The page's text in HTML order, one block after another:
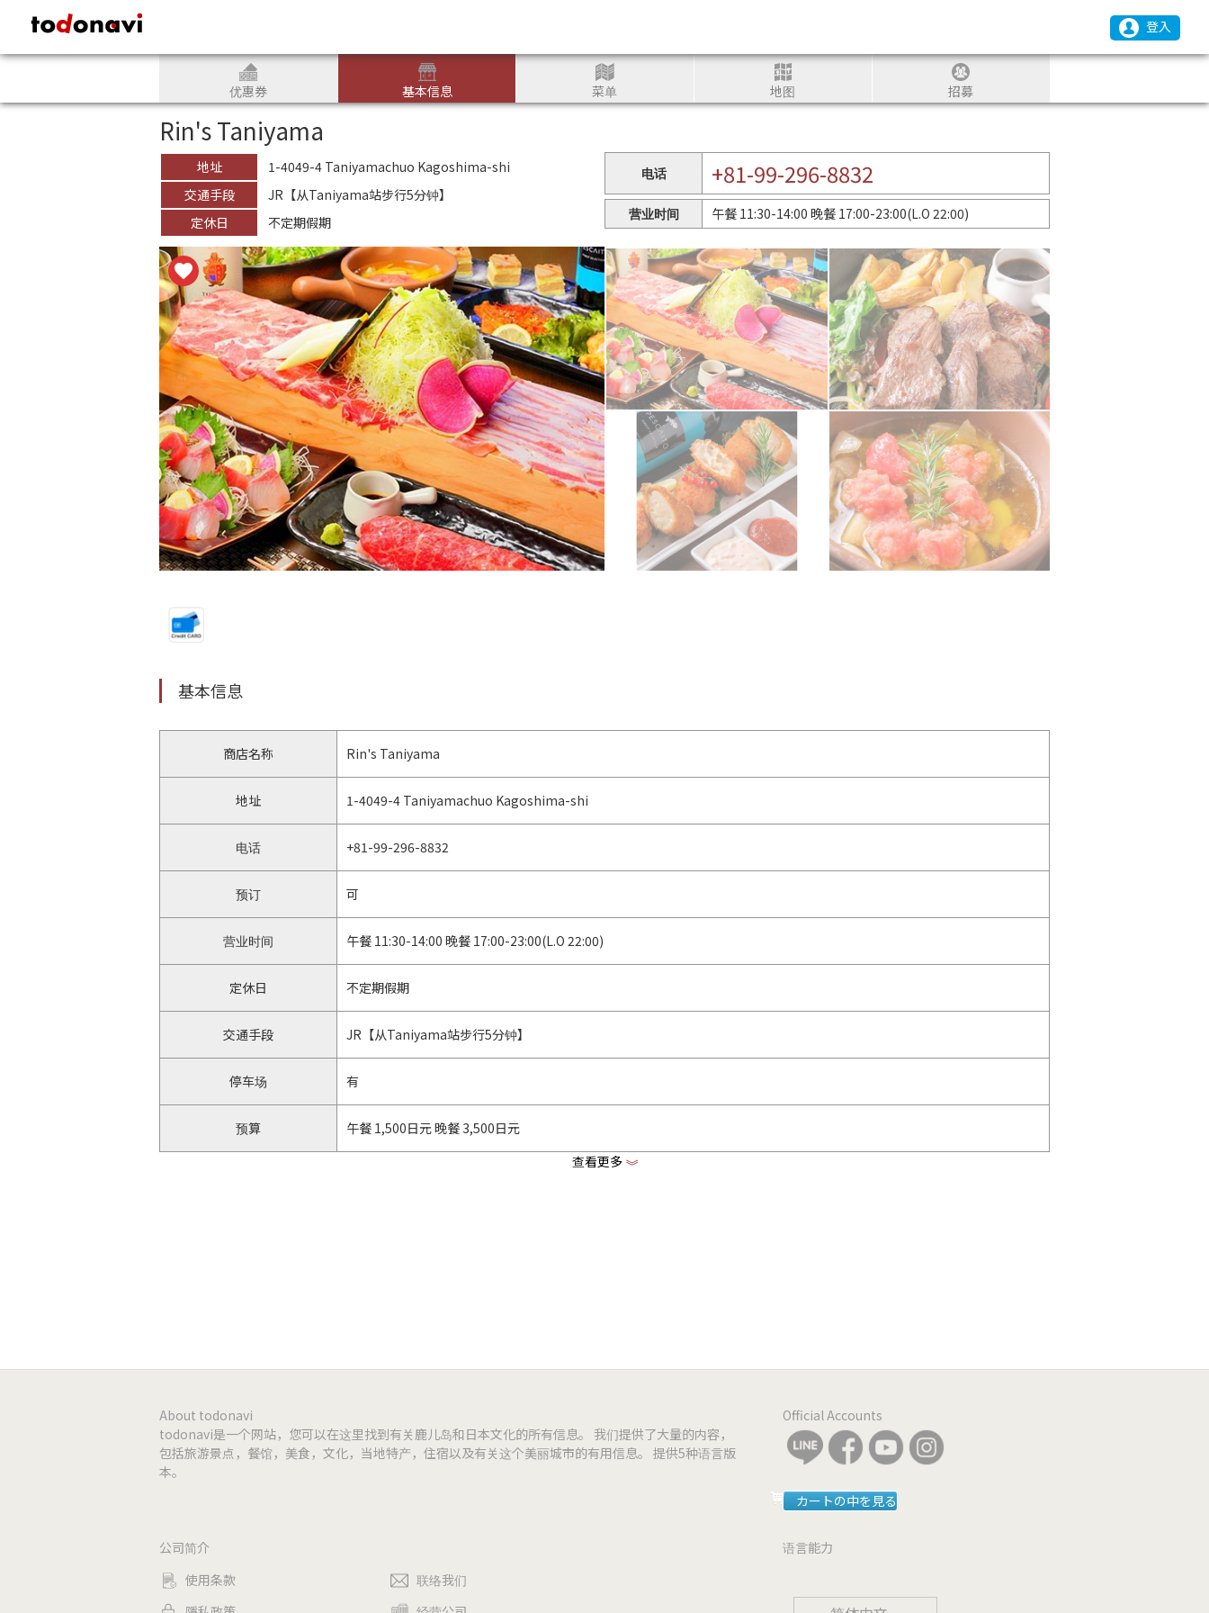
todonavi - 日本文化和观光信息网站 登入
优惠券 基本信息 菜单 地图 招募
Rin's Taniyama
地址
1-4049-4 Taniyamachuo Kagoshima-shi
交通手段
JR【从Taniyama站步行5分钟】
定休日
不定期假期
电话 +81-99-296-8832
营业时间 午餐 11:30-14:00 晚餐 17:00-23:00(L.O 22:00)
基本信息
商店名称 Rin's Taniyama
地址 1-4049-4 Taniyamachuo Kagoshima-shi
电话 +81-99-296-8832
预订 可
营业时间 午餐 11:30-14:00 晚餐 17:00-23:00(L.O 22:00)
定休日 不定期假期
交通手段 JR【从Taniyama站步行5分钟】
停车场 有
预算 午餐 1,500日元 晚餐 3,500日元
-
查看更多《
About todonavi
todonavi是一个网站，您可以在这里找到有关鹿儿岛和日本文化的所有信息。 我们提供了大量的内容，
包括旅游景点，餐馆，美食，文化，当地特产，住宿以及有关这个美丽城市的有用信息。 提供5种语言版
本。
Official Accounts
カートの中を見る
公司简介
使用条款
联络我们
语言能力